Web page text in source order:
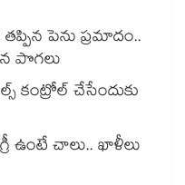
పెను ప్రమాదం..
పొగలు
కంట్రోల్ చేసేందుకు
ఉంటే చాలు.. ఖాళీలు